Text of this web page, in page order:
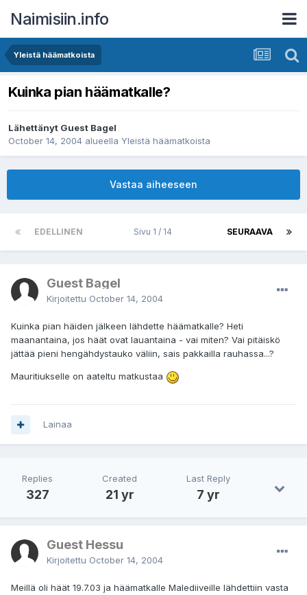
Naimisiin.info
Yleistä häämatkoista
Kuinka pian häämatkalle?
Lähettänyt Guest Bagel
October 14, 2004 alueella Yleistä häämatkoista
Vastaa aiheeseen
EDELLINEN SEURAAVA
Sivu 1 / 14
Guest Bagel
Kirjoitettu October 14, 2004
Kuinka pian häiden jälkeen lähdette häämatkalle? Heti
maanantaina, jos häät ovat lauantaina - vai miten? Vai pitäiskö
jättää pieni hengähdystauko väliin, sais pakkailla rauhassa...?
Mauritiukselle on aateltu matkustaa
Lainaa
Replies
327
Created
21 yr
Last Reply
7 yr
Guest Hessu
Kirjoitettu October 14, 2004
Meillä oli häät 19.7.03 ja häämatkalle Malediiveille lähdettiin vasta